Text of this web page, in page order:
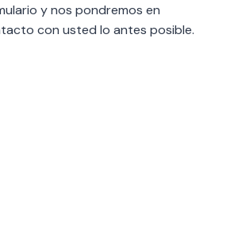
y nos pondremos en
con usted lo antes posible.